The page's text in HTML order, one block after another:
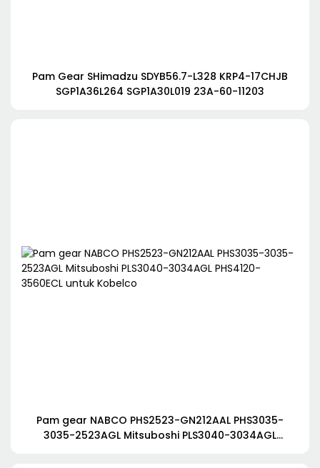
Pam Gear SHimadzu SDYB56.7-L328 KRP4-17CHJB
SGP1A36L264 SGP1A30L019 23A-60-11203
Pam gear NABCO PHS2523-GN212AAL PHS3035-
3035-2523AGL Mitsuboshi PLS3040-3034AGL